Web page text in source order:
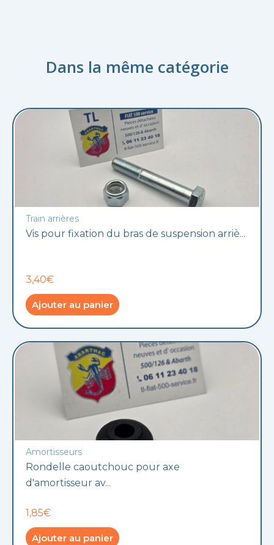
Dans la même catégorie
Train arrières
Vis pour fixation du bras de suspension arriè...
3,40€
Ajouter au panier
Amortisseurs
Rondelle caoutchouc pour axe
d'amortisseur av...
1,85€
Ajouter au panier